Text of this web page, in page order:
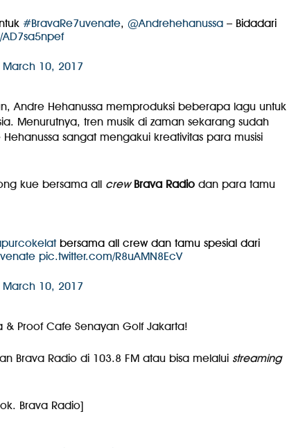
#BravaRe7uvenate, @Andrehehanussa– Bidadari
March 10, 2017
Andre Hehanussa memproduksi beberapa lagu untuk
Menurutnya, tren musik di zaman sekarang sudah
sangat mengakui kreativitas para musisi
kue bersama all crewBrava Radiodan para tamu
bersama all crew dan tamu spesial dari
pic.twitter.com/R8uAMN8EcV
March 10, 2017
& Proof Cafe Senayan Golf Jakarta!
Brava Radio di 103.8 FM atau bisa melalui streaming
Brava Radio]